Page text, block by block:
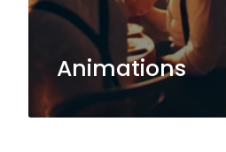
Animations